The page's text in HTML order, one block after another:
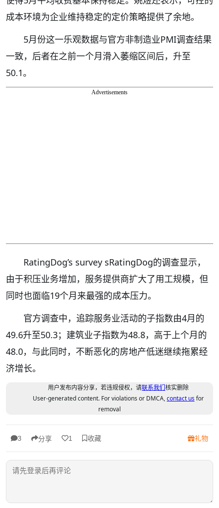
成本环境为企业维持稳定的定价策略提供了余地。
5月份这一乐观数据与官方非制造业PMI调查结果
一致，后者在之前一个月滑入萎缩区间后，升至
50.1。
Advertisements
RatingDog’s survey sRatingDog的调查显示，
由于积压业务增加，服务提供商扩大了用工规模，但
同时也面临19个月来最强的成本压力。
官方调查中，追踪服务业活动的子指数由4月的
49.6升至50.3；建筑业子指数为48.8，高于上个月的
48.0，与此同时，不断恶化的房地产低迷继续拖累经
济增长。
用户发布内容分享，若违规侵权，请联系我们核实删除
User-generated content. For violations or DMCA,contact usfor
removal
3 分享 1 收藏 礼物